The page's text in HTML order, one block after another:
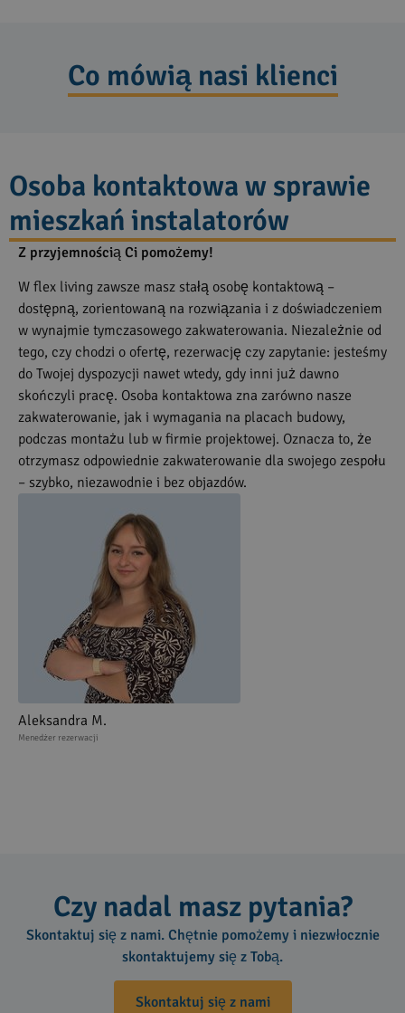
Co mówią nasi klienci
Osoba kontaktowa w sprawie
mieszkań instalatorów
Z przyjemnością Ci pomożemy!
W flex living zawsze masz stałą osobę kontaktową –
dostępną, zorientowaną na rozwiązania i z doświadczeniem
w wynajmie tymczasowego zakwaterowania. Niezależnie od
tego, czy chodzi o ofertę, rezerwację czy zapytanie: jesteśmy
do Twojej dyspozycji nawet wtedy, gdy inni już dawno
skończyli pracę. Osoba kontaktowa zna zarówno nasze
zakwaterowanie, jak i wymagania na placach budowy,
podczas montażu lub w firmie projektowej. Oznacza to, że
otrzymasz odpowiednie zakwaterowanie dla swojego zespołu
– szybko, niezawodnie i bez objazdów.
Aleksandra M.
Menedżer rezerwacji
Czy nadal masz pytania?
Skontaktuj się z nami. Chętnie pomożemy i niezwłocznie
skontaktujemy się z Tobą.
Skontaktuj się z nami